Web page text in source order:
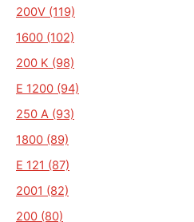
200V (119)
1600 (102)
200 K (98)
E 1200 (94)
250 A (93)
1800 (89)
E 121 (87)
2001 (82)
200 (80)